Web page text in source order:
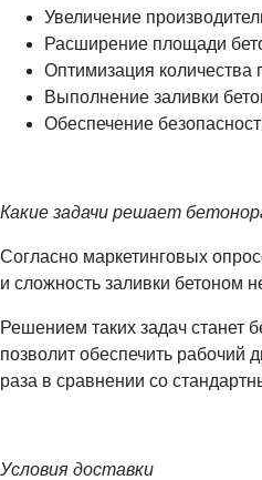
Увеличение
Расширение площади
Оптимизация количества
Выполнение заливки
Обеспечение
Какие задачи решает
Согласно маркетинговых
и сложность заливки бетоном
Решением таких задач станет
позволит обеспечить рабочий
раза в сравнении со
Условия доставки